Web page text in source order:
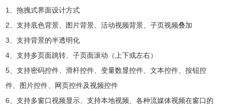
1、拖拽式界面设计方式
2、支持底色背景、图片背景、活动视频背景、子页视频叠加
3、支持背景的半透明化
4、支持多页面跳转、子页面滚动（上下或左右）
5、支持密码控件、滑杆控件、变量数显控件、文本控件、按钮控
件、图片控件、网页控件及视频控件
6、支持多窗口视频显示、支持本地视频、各种流媒体视频在窗口的